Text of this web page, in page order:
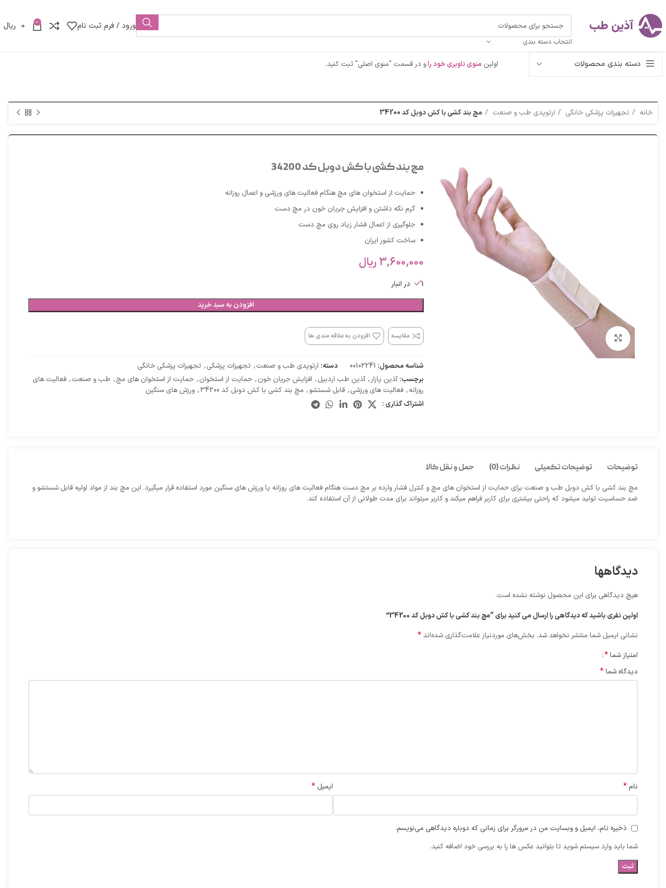
انتخاب دسته بندی
ورود / فرم ثبت نام 0
0 ریال
دسته بندی محصولات اولین منوی ناوبری خود راو در قسمت "منوی اصلی" ثبت کنید.
خانه تجهیزات پزشکی خانگی ارتوپدی طب و صنعت مچ بند کشی با کش دوبل کد 34200
برای بزرگنمایی کلیک کنید
مچ بند کشی با کش دوبل کد 34200
حمایت از استخوان های مچ هنگام فعالیت های ورزشی و اعمال روزانه
گرم نگه داشتن و افزایش جریان خون در مچ دست
جلوگیری از اعمال فشار زیاد روی مچ دست
ساخت کشور ایران
3,600,000ریال
1 در انبار
افزودن به سبد خرید
مقایسه افزودن به علاقه مندی ها
شناسه محصول: 00102241 دسته: ارتوپدی طب و صنعت, تجهیزات پزشکی, تجهیزات پزشکی خانگی
برچسب: آذین پازار , آذین طب اردبیل, افزایش جریان خون, حمایت از استخوان, حمایت از استخوان های مچ, طب و صنعت, فعالیت های
روزانه, فعالیت های ورزشی, قابل شستشو, مچ بند کشی با کش دوبل کد 34200 , ورزش های سنگین
اشتراک گذاری :
توضیحات توضیحات تکمیلی نظرات (0) حمل و نقل کالا
مچ بند کشی با کش دوبل طب و صنعت برای حمایت از استخوان های مچ و کنترل فشار وارده بر مچ دست هنگام فعالیت های روزانه یا ورزش های سنگین مورد استفاده قرار میگیرد. این مچ بند از مواد اولیه قابل شستشو و
ضد حساسیت تولید میشود که راحتی بیشتری برای کاربر فراهم میکند و کاربر میتواند برای مدت طولانی از آن استفاده کند.
دیدگاهها
هیچ دیدگاهی برای این محصول نوشته نشده است.
اولین نفری باشید که دیدگاهی را ارسال می کنید برای “مچ بند کشی با کش دوبل کد 34200”
نشانی ایمیل شما منتشر نخواهد شد. بخش‌های موردنیاز علامت‌گذاری شده‌اند*
امتیاز شما*
دیدگاه شما*
نام * ایمیل *
ذخیره نام، ایمیل و وبسایت من در مرورگر برای زمانی که دوباره دیدگاهی می‌نویسم.
شما باید وارد سیستم شوید تا بتوانید عکس ها را به بررسی خود اضافه کنید.